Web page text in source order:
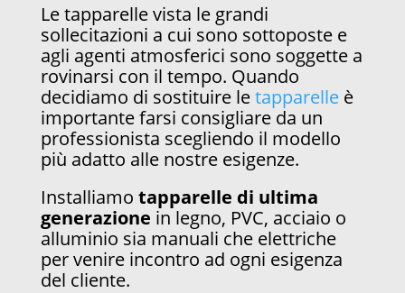
Le tapparelle vista le grandi
sollecitazioni a cui sono sottoposte e
agli agenti atmosferici sono soggette a
rovinarsi con il tempo. Quando
decidiamo di sostituire letapparelleè
importante farsi consigliare da un
professionista scegliendo il modello
più adatto alle nostre esigenze.
Installiamo tapparelle di ultima
generazione in legno, PVC, acciaio o
alluminio sia manuali che elettriche
per venire incontro ad ogni esigenza
del cliente.